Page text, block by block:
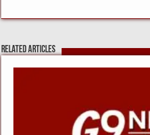
e
b
o
te h l
s
p
Related Articles